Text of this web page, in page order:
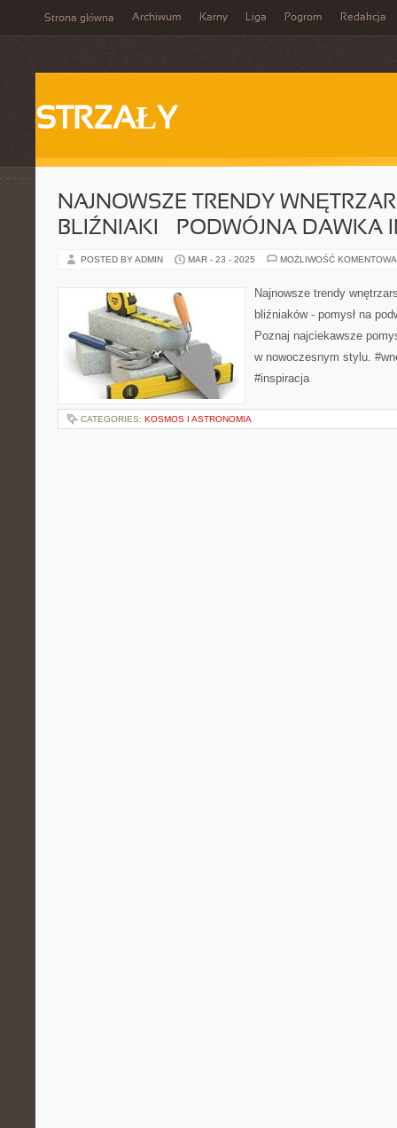
Strona główna Archiwum Karny Liga Pogrom Redakcja
STRZAŁY
NAJNOWSZE TRENDY
BLIŹNIAKI – PODWÓJNA DAWKA
POSTED BY ADMIN MAR - 23 - 2025 MOŻLIWOŚĆ
Najnowsze trendy
bliźniaków - pomysł na
Poznaj najciekawsze
w nowoczesnym stylu.
#inspiracja
CATEGORIES: KOSMOS I ASTRONOMIA